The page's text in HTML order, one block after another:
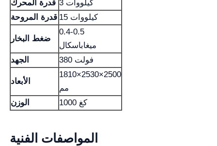
قدرة المحرك
3 كيلووات
قدرة المروحة
15 كيلووات
ضغط البخار
0.4-0.5
ميغاباسكال
الجهد
380 فولت
الأبعاد
1810×2530×2500
مم
الوزن
1000 كغ
المواصفات الفنية